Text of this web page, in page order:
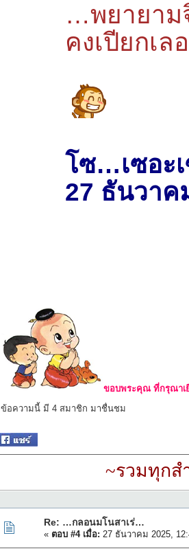
…พยายาม
คงเปียกเ
โซ…เซอะ
27 ธันวาค
ขอบพระคุณ ที่กรุณาเ
ข้อความนี้ มี 4 สมาชิก มาชื่นชม
~รวมทุกส
Re: …กลอนมโนสาเร่…
« ตอบ #4 เมื่อ: 27 ธันวาคม 2025,